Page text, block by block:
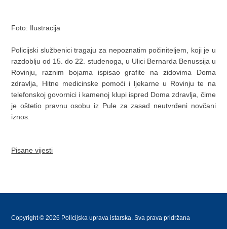
Foto: Ilustracija
Policijski službenici tragaju za nepoznatim počiniteljem, koji je u
razdoblju od 15. do 22. studenoga, u Ulici Bernarda Benussija u
Rovinju, raznim bojama ispisao grafite na zidovima Doma
zdravlja, Hitne medicinske pomoći i ljekarne u Rovinju te na
telefonskoj govornici i kamenoj klupi ispred Doma zdravlja, čime
je oštetio pravnu osobu iz Pule za zasad neutvrđeni novčani
iznos.
Pisane vijesti
Copyright © 2026 Policijska uprava istarska. Sva prava pridržana